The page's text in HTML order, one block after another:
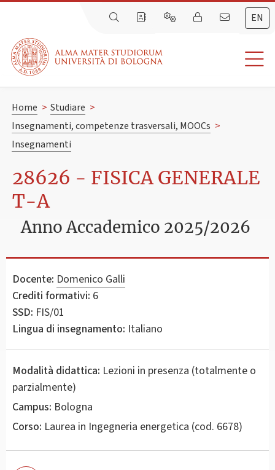
EN
Home > Studiare >
Insegnamenti, competenze trasversali, MOOCs >
Insegnamenti
28626 - FISICA GENERALE
T-A
Anno Accademico 2025/2026
Docente: Domenico Galli
Crediti formativi: 6
SSD: FIS/01
Lingua di insegnamento: Italiano
Modalità didattica: Lezioni in presenza (totalmente o
parzialmente)
Campus: Bologna
Corso: Laurea in Ingegneria energetica (cod. 6678)